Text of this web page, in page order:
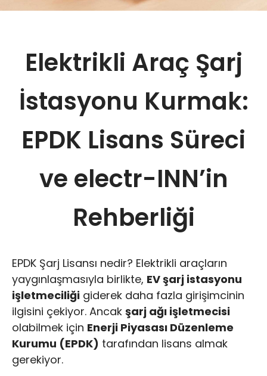
Elektrikli Araç Şarj
İstasyonu Kurmak:
EPDK Lisans Süreci
ve electr-INN’in
Rehberliği
EPDK Şarj Lisansı nedir? Elektrikli araçların
yaygınlaşmasıyla birlikte, EV şarj istasyonu
işletmeciliği giderek daha fazla girişimcinin
ilgisini çekiyor. Ancak şarj ağı işletmecisi
olabilmek için Enerji Piyasası Düzenleme
Kurumu (EPDK) tarafından lisans almak
gerekiyor.